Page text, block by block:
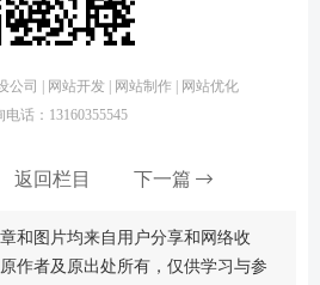
公司 | 网站开发 | 网站制作 | 网站优化
电话：13160355545
返回栏目 下一篇
和图片均来自用户分享和网络收
作者及原出处所有，仅供学习与参